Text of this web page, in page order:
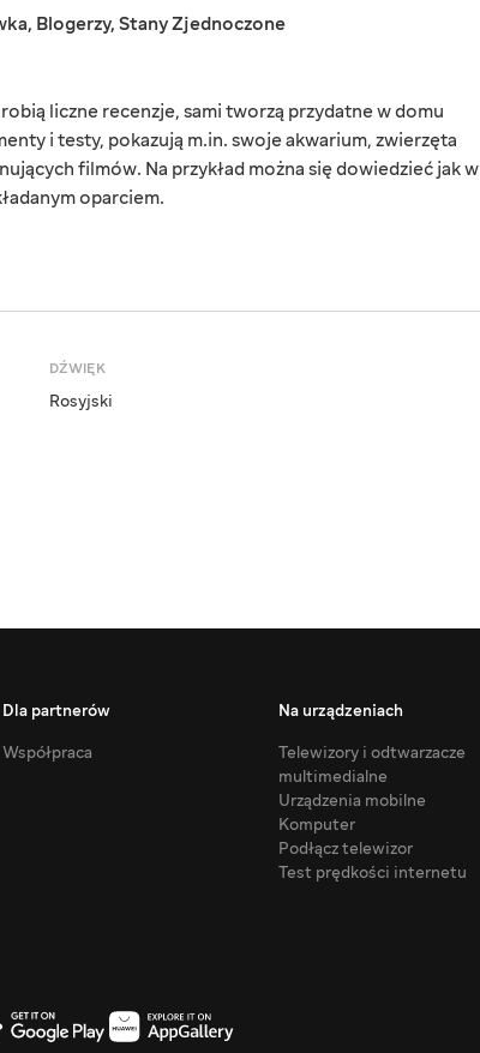
, Blogerzy, Stany Zjednoczone
liczne recenzje, sami tworzą przydatne w domu
i testy, pokazują m.in. swoje akwarium, zwierzęta
filmów. Na przykład można się dowiedzieć jak w
oparciem.
DŹWIĘK
Rosyjski
Dla partnerów
Współpraca
Na urządzeniach
Telewizory i odtwarzacze
multimedialne
Urządzenia mobilne
Komputer
Podłącz telewizor
Test prędkości internetu